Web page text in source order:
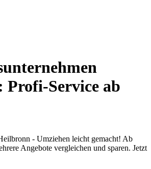
Service ab
- Umziehen leicht gemacht! Ab
Angebote vergleichen und sparen. Jetzt